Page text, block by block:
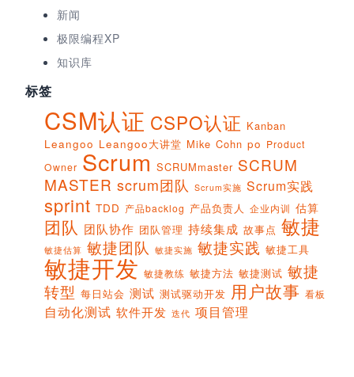
新闻
极限编程XP
知识库
标签
CSM认证 CSPO认证 Kanban
Leangoo Leangoo大讲堂 Mike Cohn po Product
Owner Scrum SCRUMmaster SCRUM
MASTER scrum团队 Scrum实施 Scrum实践
sprint TDD 产品backlog 产品负责人 企业内训 估算
团队 团队协作 团队管理 持续集成 故事点 敏捷
敏捷估算 敏捷团队 敏捷实施 敏捷实践 敏捷工具
敏捷开发 敏捷教练 敏捷方法 敏捷测试 敏捷
转型 每日站会 测试 测试驱动开发 用户故事 看板
自动化测试 软件开发 迭代 项目管理